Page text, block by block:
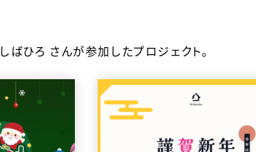
しばひろ さんが参加したプロジェクト。